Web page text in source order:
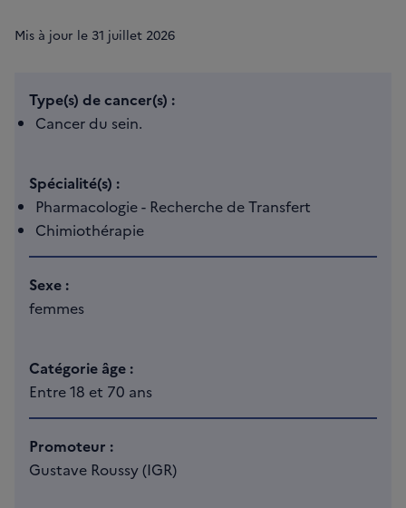
Mis à jour le 31 juillet 2026
Type(s) de cancer(s) :
Cancer du sein.
Spécialité(s) :
Pharmacologie - Recherche de Transfert
Chimiothérapie
Sexe :
femmes
Catégorie âge :
Entre 18 et 70 ans
Promoteur :
Gustave Roussy (IGR)